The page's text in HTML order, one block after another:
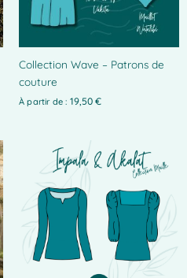
Collection Wave – Patrons de
couture
À partir de : 19,50 €
peuvent
choisies
sur
la
page
plusieurs
variations.
options